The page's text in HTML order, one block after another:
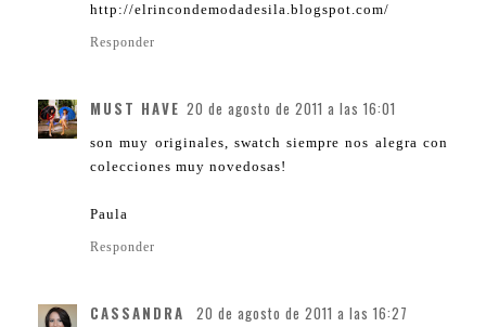
http://elrincondemodadesila.blogspot.com/
Responder
MUST HAVE 20 de agosto de 2011 a las 16:01
son muy originales, swatch siempre nos alegra con
colecciones muy novedosas!
Paula
Responder
CASSANDRA 20 de agosto de 2011 a las 16:27